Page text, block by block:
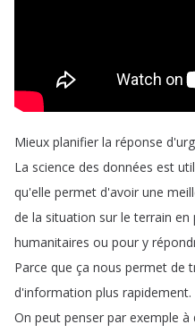
Mieux planifier la réponse
La science des données est
qu'elle permet d'avoir une
de la situation sur le terrain en
humanitaires ou pour y
Parce que ça nous permet de
d'information plus rapidement.
On peut penser par exemple à